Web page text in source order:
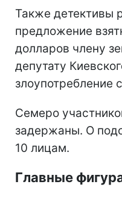
Также детективы
предложение
долларов члену
депутату
злоупотребление
Семеро
задержаны. О
10 лицам.
Главные